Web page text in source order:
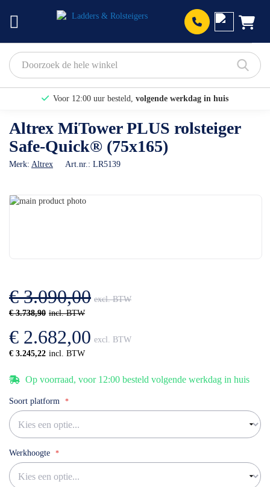
Voor 12:00 uur besteld, volgende werkdag in huis
Bekijk hier onze Actiepagina
Binnen 1 dag eengratis offerte
Altrex MiTower PLUS rolsteiger
Safe-Quick® (75x165)
Merk: Altrex Art.nr.: LR5139
Ga
gallerij
€ 3.738,90
€ 3.090,00
€ 3.245,22
€ 2.682,00
Op voorraad, voor 12:00 besteld volgende werkdag in huis
Soort platform
Werkhoogte